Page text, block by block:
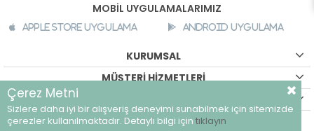
MOBİL UYGULAMALARIMIZ
Apple Store Uygulama Android Uygulama
KURUMSAL
MÜŞTERİ HİZMETLERİ
©breeze.com.tr - Tüm hakları saklıdır.
Çerez Metni
Sizlere daha iyi bir alışveriş deneyimi sunabilmek için sitemizde
çerezler kullanılmaktadır. Detaylı bilgi için tıklayın